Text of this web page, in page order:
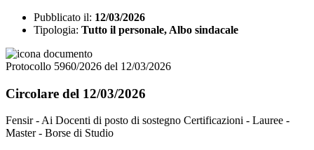
Pubblicato il: 12/03/2026
Tipologia: Tutto il personale, Albo sindacale
Protocollo 5960/2026 del 12/03/2026
Circolare del 12/03/2026
Fensir - Ai Docenti di posto di sostegno Certificazioni - Lauree -
Master - Borse di Studio